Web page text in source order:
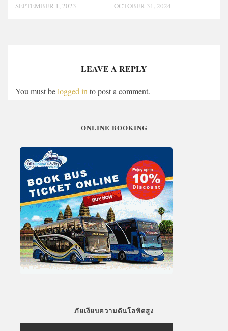
SEPTEMBER 1, 2023 OCTOBER 31, 2024
LEAVE A REPLY
You must belogged in to post a comment.
ONLINE BOOKING
ภัยเงียบความดันโลหิตสูง